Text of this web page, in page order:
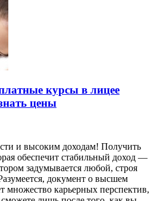
курсы в лицее
цены
и высоким доходам! Получить
обеспечит стабильный доход —
задумывается любой, строя
документ о высшем
множество карьерных перспектив,